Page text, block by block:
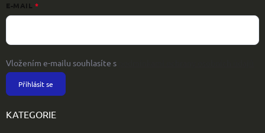
E-MAIL
Vložením e-mailu souhlasíte s
Přihlásit se
KATEGORIE